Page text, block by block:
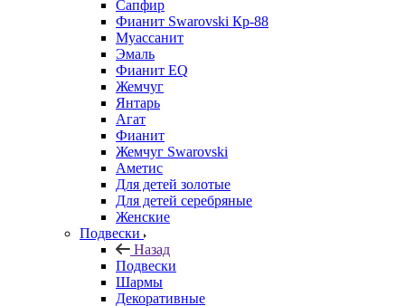
Сапфир
Фианит Swarovski Кр-88
Муассанит
Эмаль
Фианит EQ
Жемчуг
Янтарь
Агат
Фианит
Жемчуг Swarovski
Аметис
Для детей золотые
Для детей серебряные
Женские
Подвески
Назад
Подвески
Шармы
Декоративные